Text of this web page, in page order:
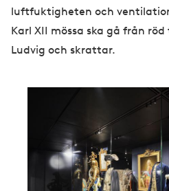
luftfuktigheten och
Karl XII mössa ska gå från
Ludvig och skrattar.